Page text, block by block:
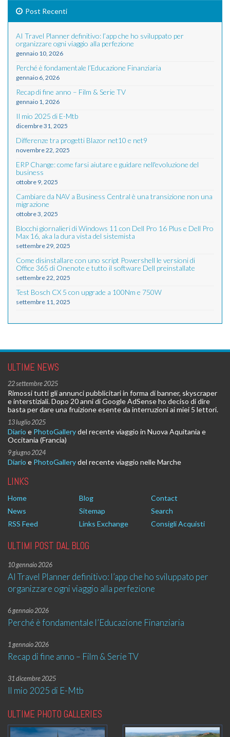
Post Recenti
AI Travel Planner definitivo: l’app che ho sviluppato per
organizzare ogni viaggio alla perfezione
gennaio 10, 2026
Perché è fondamentale l’Educazione Finanziaria
gennaio 6, 2026
Recap di fine anno – Film & Serie TV
gennaio 1, 2026
Il mio 2025 di E-Mtb
dicembre 31, 2025
Differenze tra progetti Blazor net10 e net9
novembre 22, 2025
ERP Change: come farsi aiutare e guidare nell'evoluzione del
business
ottobre 9, 2025
Cambiare da NAV a Business Central è una transizione non una
migrazione
ottobre 3, 2025
Blocchi giornalieri di Windows 11 con Dell Pro 16 Plus e Dell Pro
Max 16, aka la dura vista del sistemista
settembre 29, 2025
Come disinstallare con uno script Powershell le versioni di
Office 365 di Onenote e tutto il software Dell preinstallate
settembre 22, 2025
Test Bosch CX 5 con upgrade a 100Nm e 750W
settembre 11, 2025
ULTIME NEWS
22 settembre 2025
Rimossi tutti gli annunci pubblicitari in forma di banner, skyscraper
e interstiziali. Dopo 20 anni di Google AdSense ho deciso di dire
basta per dare una fruizione esente da interruzioni ai miei 5 lettori.
13 luglio 2025
Diario e PhotoGallerydel recente viaggio in Nuova Aquitania e
Occitania (Francia)
9 giugno 2024
Diario e PhotoGallerydel recente viaggio nelle Marche
LINKS
Home Blog
Contact
News
Sitemap
Search
RSS Feed
Links Exchange Consigli Acquisti
ULTIMI POST DAL BLOG
10 gennaio 2026
AI Travel Planner definitivo: l’app che ho sviluppato per
organizzare ogni viaggio alla perfezione
6 gennaio 2026
Perché è fondamentale l’Educazione Finanziaria
1 gennaio 2026
Recap di fine anno – Film & Serie TV
31 dicembre 2025
Il mio 2025 di E-Mtb
ULTIME PHOTO GALLERIES